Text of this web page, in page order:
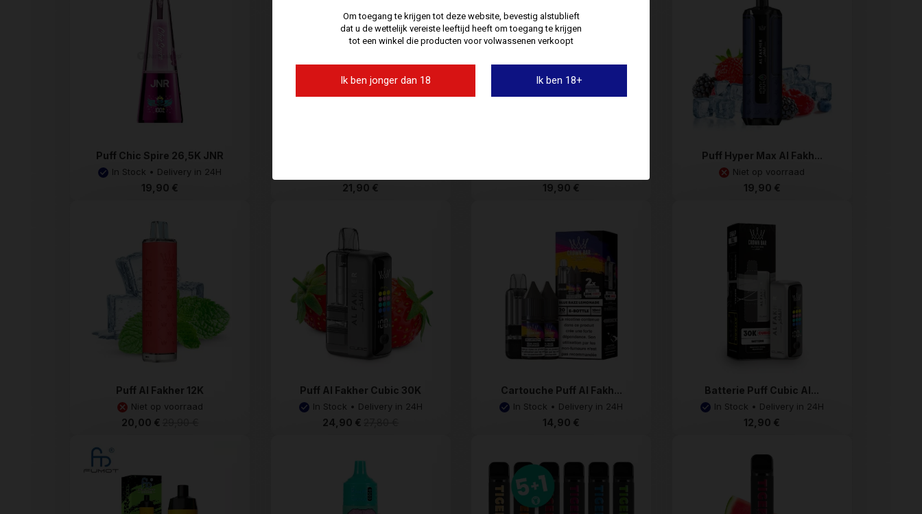
Om toegang te krijgen tot deze website, bevestig alstublieft
dat u de wettelijk vereiste leeftijd heeft om toegang te krijgen
tot een winkel die producten voor volwassenen verkoopt
Ik ben jonger dan 18 Ik ben 18+
Puff Chic Spire 26,5K JNR
In Stock • Delivery in 24H
19,90 € 21,90 € 19,90 €
Puff Hyper Max Al Fakh...
Niet op voorraad
19,90 €
Puff Al Fakher 12K
Niet op voorraad
20,00 €
Puff Al Fakher Cubic 30K
In Stock • Delivery in 24H
24,90 €
Cartouche Puff Al Fakh...
In Stock • Delivery in 24H
14,90 €
Batterie Puff Cubic Al...
In Stock • Delivery in 24H
12,90 €